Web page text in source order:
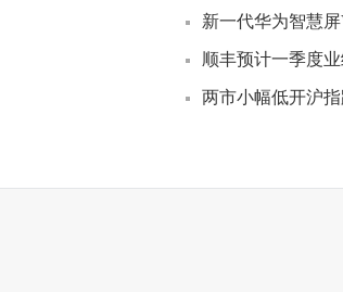
新一代华为智慧
顺丰预计一季度
两市小幅低开沪